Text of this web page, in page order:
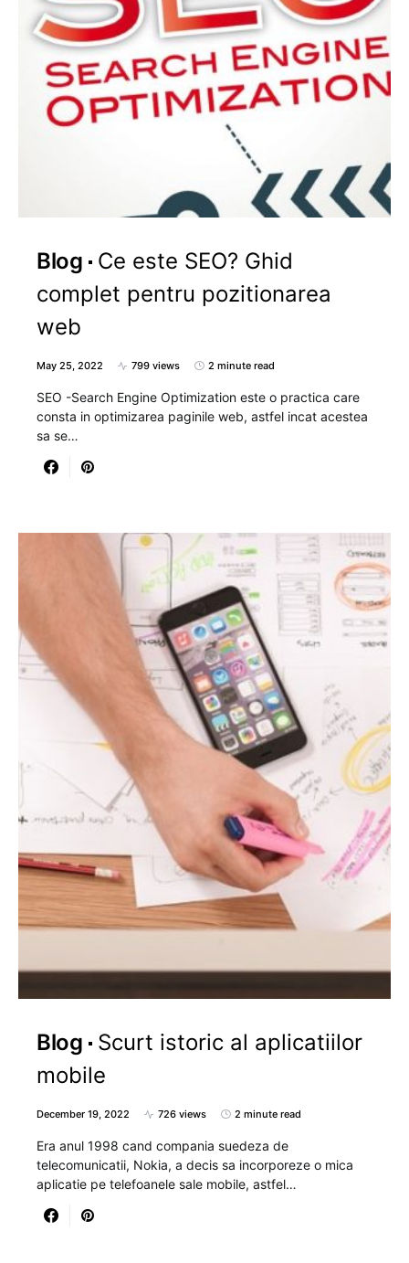
Blog
Ce este SEO? Ghid
complet pentru pozitionarea
web
May 25, 2022 799 views 2 minute read
SEO -Search Engine Optimization este o practica care
consta in optimizarea paginile web, astfel incat acestea
sa se…
Blog
Scurt istoric al aplicatiilor
mobile
December 19, 2022 726 views 2 minute read
Era anul 1998 cand compania suedeza de
telecomunicatii, Nokia, a decis sa incorporeze o mica
aplicatie pe telefoanele sale mobile, astfel…